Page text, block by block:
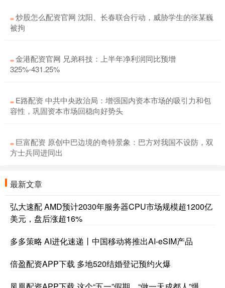
炒股怎么配资官网 沈阳、长春联合行动，威胁学生的张某巍
被拘
金港配资官网 兄弟科技：上半年净利润同比预增
325%-431.25%
E路配资 中共中央政治局：增强国内资本市场的吸引力和包
容性，巩固资本市场回稳向好势头
巨富配资 原创中巴边境的奇特景象：巴方对我国不设防，双
方士兵同进同出
最新文章
弘大速配 AMD预计2030年服务器CPU市场规模超1200亿
美元，盘后涨超16%
多多策略 AI进化速递丨中国移动将推出AI-eSIM产品
倍盈配资APP下载 多地520结婚登记预约火爆